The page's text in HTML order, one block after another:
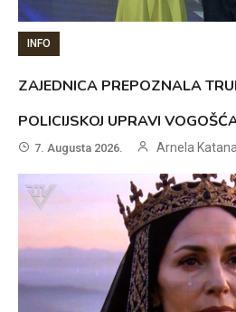
INFO
ZAJEDNICA PREPOZNALA
POLICIJSKOJ UPRAVI
7. Augusta 2026. Arnela